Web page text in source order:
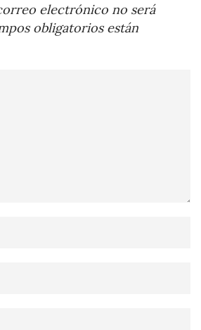
electrónico no será
obligatorios están